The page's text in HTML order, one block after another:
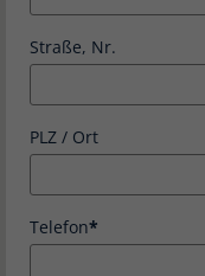
Straße, Nr.
PLZ / Ort
Telefon